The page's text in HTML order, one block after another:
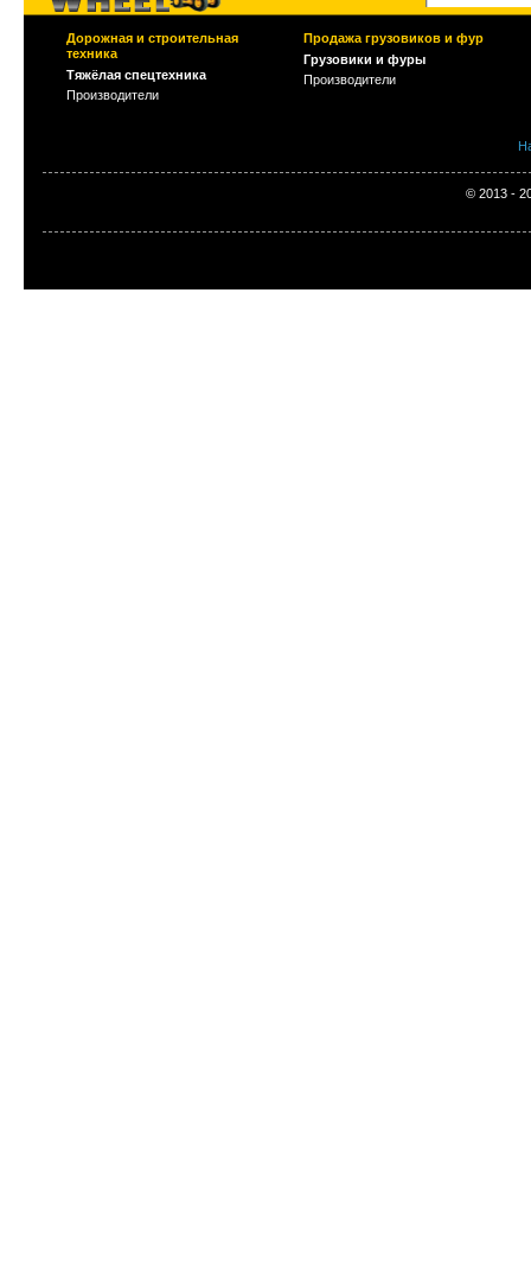
Дорожная и строительная
техника
Тяжёлая спецтехника
Производители
Продажа грузовиков и фур
Грузовики и фуры
Производители
© 2013 -